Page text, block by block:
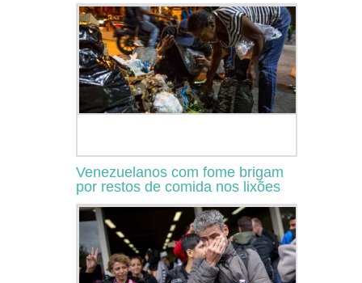
Venezuelanos com fome brigam
por restos de comida nos lixões